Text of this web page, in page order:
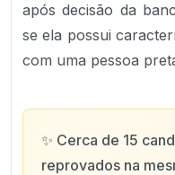
após decisão da
se ela possui
com uma pessoa
✨ Cerca de 15
reprovados na